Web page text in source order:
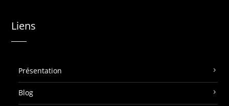
Liens
Présentation
Blog